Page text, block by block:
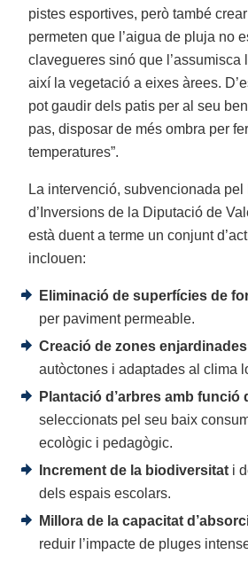
pistes esportives, però també
permeten que l’aigua de pluja no
clavegueres sinó que l’assumisca
així la vegetació a eixes àrees.
pot gaudir dels patis per al seu
pas, disposar de més ombra per
temperatures”.
La intervenció, subvencionada pel
d’Inversions de la Diputació de
està duent a terme un conjunt
inclouen:
Eliminació de superfícies de
per paviment permeable.
Creació de zones enjardinades
autòctones i adaptades al clima
Plantació d’arbres amb funció
seleccionats pel seu baix
ecològic i pedagògic.
Increment de la biodiversitat i
dels espais escolars.
Millora de la capacitat
reduir l’impacte de pluges